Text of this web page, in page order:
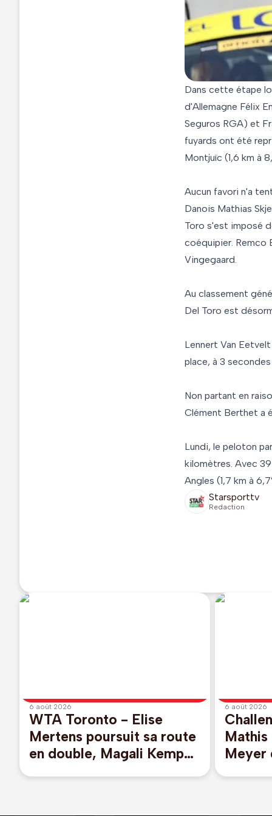
Dans cette étape
d'Allemagne Félix
Seguros RGA) et
fuyards ont été
Montjuïc (1,6 km à
Aucun favori n'a
Danois Mathias
Toro s'est imposé
coéquipier. Remco
Vingegaard.
Au classement
Del Toro est
Lennert Van
place, à 3
Non partant en
Clément Berthet a
Lundi, le peloton
kilomètres. Avec
Angles (1,7 km à
Starsporttv
Redaction
6 août 2026
WTA Toronto - Elise
Mertens poursuit sa route
en double, Magali Kempen
6 août 2026
Mathis
Meyer